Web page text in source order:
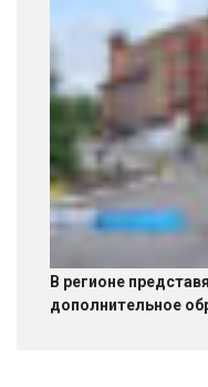
В регионе
дополнительное